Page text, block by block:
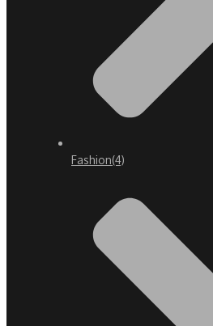
Fashion(4)